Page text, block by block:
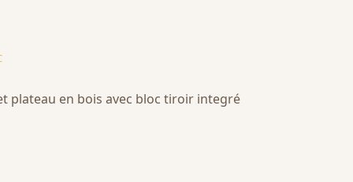
plateau en bois avec bloc tiroir integré